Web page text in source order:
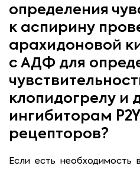
определения
к аспирину
арахидоновой
с АДФ для
клопидогрелу и
ингибиторам
рецепторов?
Если есть необходимость